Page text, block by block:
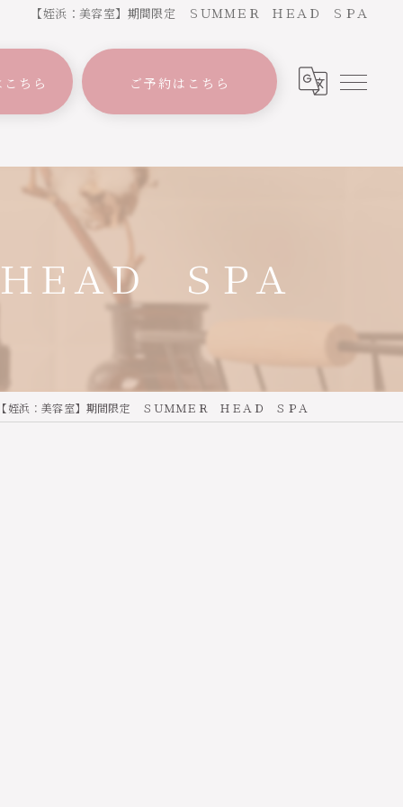
【姪浜：美容室】期間限定 ＳＵＭＭＥＲ ＨＥＡＤ ＳＰＡ
ちら ご予約はこちら
ＥＡＤ ＳＰＡ
【姪浜：美容室】期間限定 ＳＵＭＭＥＲ ＨＥＡＤ ＳＰＡ